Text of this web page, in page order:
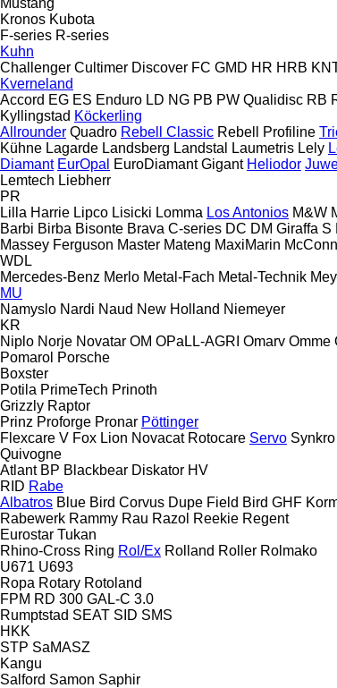
Kronos Kubota
F-series R-series
Kuhn
Challenger Cultimer Discover FC GMD HR HRB
Kverneland
Accord EG ES Enduro LD NG PB PW Qualidisc RB
Kyllingstad Köckerling
Allrounder Quadro Rebell Classic Rebell Profiline
Kühne Lagarde Landsberg Landstal Laumetris Lely
Diamant EurOpal EuroDiamant Gigant Heliodor
Lemtech Liebherr
PR
Lilla Harrie Lipco Lisicki Lomma Los Antonios M&W
Barbi Birba Bisonte Brava C-series DC DM Giraffa S
Massey Ferguson Master Mateng MaxiMarin
WDL
Mercedes-Benz Merlo Metal-Fach Metal-Technik
MU
Namyslo Nardi Naud New Holland Niemeyer
KR
Niplo Norje Novatar OM OPaLL-AGRI Omarv Omme
Pomarol Porsche
Boxster
Potila PrimeTech Prinoth
Grizzly Raptor
Prinz Proforge Pronar Pöttinger
Flexcare V Fox Lion Novacat Rotocare Servo Synkro
Quivogne
Atlant BP Blackbear Diskator HV
RID Rabe
Albatros Blue Bird Corvus Dupe Field Bird GHF
Rabewerk Rammy Rau Razol Reekie Regent
Eurostar Tukan
Rhino-Cross Ring Rol/Ex Rolland Roller Rolmako
U671 U693
Ropa Rotary Rotoland
FPM RD 300 GAL-C 3.0
Rumptstad SEAT SID SMS
HKK
STP SaMASZ
Kangu
Salford Samon Saphir